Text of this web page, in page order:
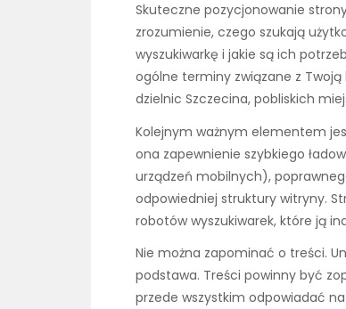
Skuteczne pozycjonowanie
zrozumienie, czego szukają
wyszukiwarkę i jakie są ich
ogólne terminy związane z
dzielnic Szczecina, pobliskich
Kolejnym ważnym elementem
ona zapewnienie szybkiego
urządzeń mobilnych),
odpowiedniej struktury witryny.
robotów wyszukiwarek, które ją
Nie można zapominać o treści.
podstawa. Treści powinny być
przede wszystkim odpowiadać